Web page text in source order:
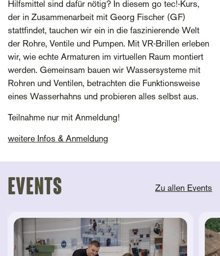
Hilfsmittel sind dafür nötig? In diesem go tec!-Kurs,
der in Zusammenarbeit mit Georg Fischer (GF)
stattfindet, tauchen wir ein in die faszinierende Welt
der Rohre, Ventile und Pumpen. Mit VR-Brillen erleben
wir, wie echte Armaturen im virtuellen Raum montiert
werden. Gemeinsam bauen wir Wassersysteme mit
Rohren und Ventilen, betrachten die Funktionsweise
eines Wasserhahns und probieren alles selbst aus.
Teilnahme nur mit Anmeldung!
weitere Infos & Anmeldung
Events Zu allen Events